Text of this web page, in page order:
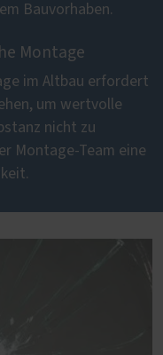
Bauvorhaben.
Montage
im Altbau erfordert
um wertvolle
nicht zu
Montage-Team eine